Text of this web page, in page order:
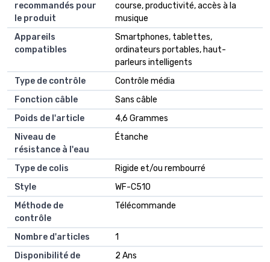
recommandés pour
le produit
course, productivité, accès à la
musique
Appareils
compatibles
‎Smartphones, tablettes,
ordinateurs portables, haut-
parleurs intelligents
Type de contrôle
‎Contrôle média
Fonction câble
‎Sans câble
Poids de l'article
‎4,6 Grammes
Niveau de
résistance à l'eau
‎Étanche
Type de colis
‎Rigide et/ou rembourré
Style
‎WF-C510
Méthode de
contrôle
‎Télécommande
Nombre d'articles
‎1
Disponibilité de
‎2 Ans